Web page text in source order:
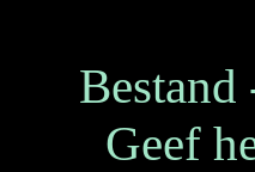
Bestand
Geef